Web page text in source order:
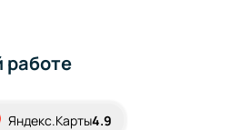
работе
Яндекс.Карты4.9